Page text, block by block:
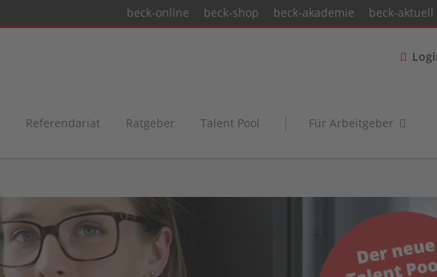
beck-online beck-shop beck-akademie beck-aktuell
Referendariat Ratgeber Talent Pool Für Arbeitgeber